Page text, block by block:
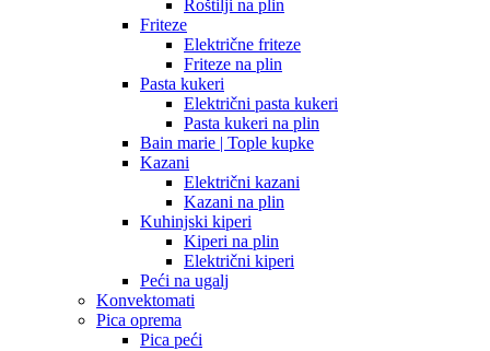
Roštilji na plin
Friteze
Električne friteze
Friteze na plin
Pasta kukeri
Električni pasta kukeri
Pasta kukeri na plin
Bain marie | Tople kupke
Kazani
Električni kazani
Kazani na plin
Kuhinjski kiperi
Kiperi na plin
Električni kiperi
Peći na ugalj
Konvektomati
Pica oprema
Pica peći